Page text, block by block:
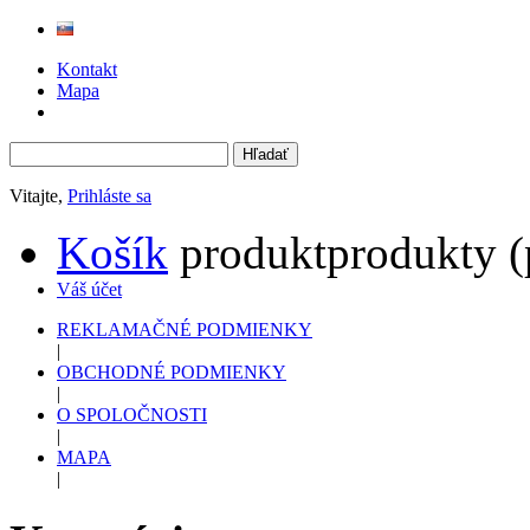
Kontakt
Mapa
Vitajte, Prihláste sa
Košík produktprodukty
Váš účet
REKLAMAČNÉ PODMIENKY
|
OBCHODNÉ PODMIENKY
|
O SPOLOČNOSTI
|
MAPA
|